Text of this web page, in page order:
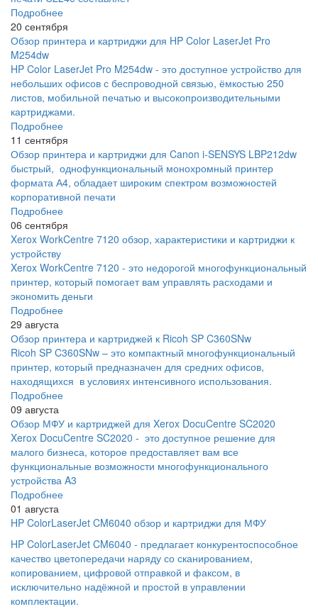
Подробнее
20 сентября
Обзор принтера и картриджи для HP Color LaserJet Pro
M254dw
HP Color LaserJet Pro M254dw - это доступное устройство для
небольших офисов с беспроводной связью, ёмкостью 250
листов, мобильной печатью и высокопроизводительными
картриджами.
Подробнее
11 сентября
Обзор принтера и картриджи для Canon i-SENSYS LBP212dw
быстрый, однофункциональный монохромный принтер
формата А4, обладает широким спектром возможностей
корпоративной печати
Подробнее
06 сентября
Xerox WorkCentre 7120 обзор, характеристики и картриджи к
устройству
Xerox WorkCentre 7120 - это недорогой многофункциональный
принтер, который помогает вам управлять расходами и
экономить деньги
Подробнее
29 августа
Обзор принтера и картриджей к Ricoh SP C360SNw
Ricoh SP C360SNw – это компактный многофункциональный
принтер, который предназначен для средних офисов,
находящихся в условиях интенсивного использования.
Подробнее
09 августа
Обзор МФУ и картриджей для Xerox DocuCentre SC2020
Xerox DocuCentre SC2020 - это доступное решение для
малого бизнеса, которое предоставляет вам все
функциональные возможности многофункционального
устройства A3
Подробнее
01 августа
HP ColorLaserJet CM6040 обзор и картриджи для МФУ
HP ColorLaserJet CM6040 - предлагает конкурентоспособное
качество цветопередачи наряду со сканированием,
копированием, цифровой отправкой и факсом, в
исключительно надёжной и простой в управлении
комплектации.